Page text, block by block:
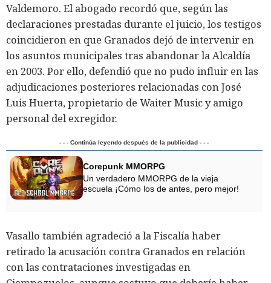
Valdemoro. El abogado recordó que, según las
declaraciones prestadas durante el juicio, los testigos
coincidieron en que Granados dejó de intervenir en
los asuntos municipales tras abandonar la Alcaldía
en 2003. Por ello, defendió que no pudo influir en las
adjudicaciones posteriores relacionadas con José
Luis Huerta, propietario de Waiter Music y amigo
personal del exregidor.
- - - Continúa leyendo después de la publicidad - - -
Corepunk MMORPG
Un verdadero MMORPG de la vieja
escuela ¡Cómo los de antes, pero mejor!
Vasallo también agradeció a la Fiscalía haber
retirado la acusación contra Granados en relación
con las contrataciones investigadas en